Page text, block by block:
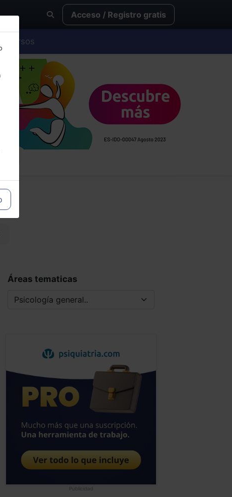
Acceso / Registro gratis
Cursos
Áreas tematicas
Publicidad